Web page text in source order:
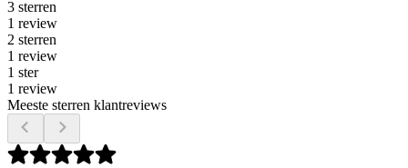
3 sterren
1 review
2 sterren
1 review
1 ster
1 review
Meeste sterren klantreviews